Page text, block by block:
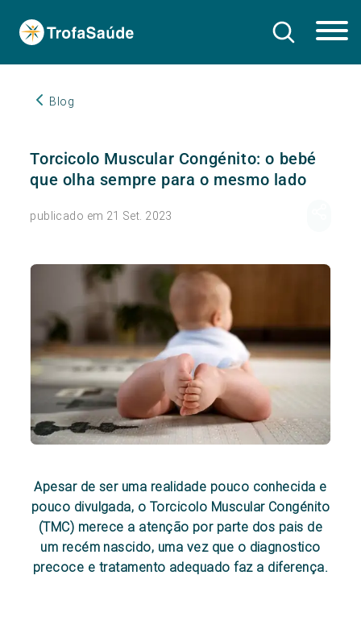
Blog
Torcicolo Muscular Congénito: o bebé
que olha sempre para o mesmo lado
publicado em 21 Set. 2023
Apesar de ser uma realidade pouco conhecida e
pouco divulgada, o Torcicolo Muscular Congénito
(TMC) merece a atenção por parte dos pais de
um recém nascido, uma vez que o diagnostico
precoce e tratamento adequado faz a diferença.